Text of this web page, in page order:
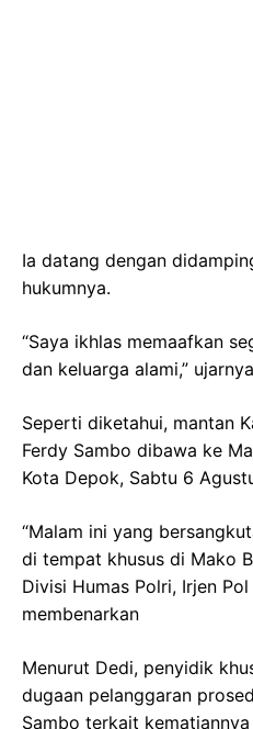
Ia datang dengan
hukumnya.
“Saya ikhlas memaafkan
dan keluarga alami,”
Seperti diketahui, mantan
Ferdy Sambo dibawa ke
Kota Depok, Sabtu 6
“Malam ini yang
di tempat khusus di Mako
Divisi Humas Polri, Irjen
membenarkan
Menurut Dedi, penyidik
dugaan pelanggaran
Sambo terkait